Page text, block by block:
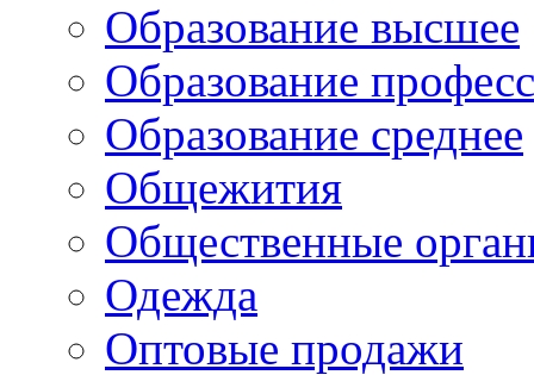
Образование высшее
Образование
Образование среднее
Общежития
Общественные
Одежда
Оптовые продажи